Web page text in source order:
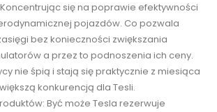
się na poprawie efektywności
pojazdów. Co pozwala
bez konieczności zwiększania
a przez to podnoszenia ich ceny.
nie śpią i stają się praktycznie z miesiąca
konkurencją dla Tesli.
Być może Tesla rezerwuje